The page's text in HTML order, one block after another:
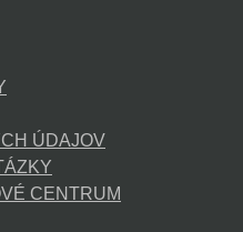
ÚDAJOV
CENTRUM